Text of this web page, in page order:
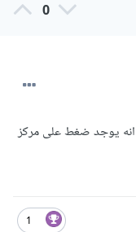
0
يوجد ضغط على مركز
1